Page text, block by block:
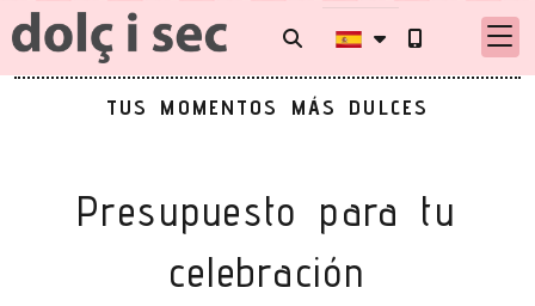
TUS MOMENTOS MÁS DULCES
Presupuesto para tu
celebración